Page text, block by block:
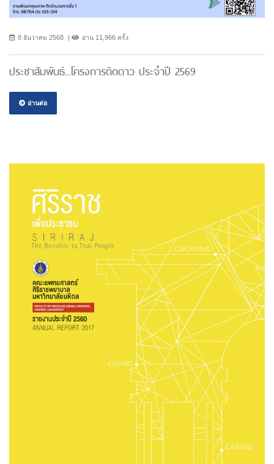
8 ธันวาคม 2568 อ่าน 11,966 ครั้ง
ประชาสัมพันธ์...โครงการติดดาว ประจำปี 2569
อ่านต่อ